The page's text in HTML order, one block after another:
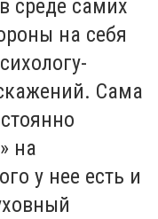
среде самих
на себя
Сама
на
у нее есть и